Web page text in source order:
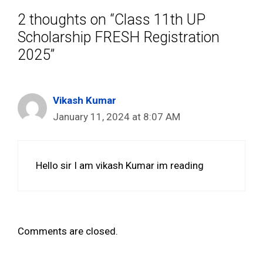
2 thoughts on “Class 11th UP
Scholarship FRESH Registration
2025”
Vikash Kumar
January 11, 2024 at 8:07 AM
Hello sir I am vikash Kumar im reading
Comments are closed.